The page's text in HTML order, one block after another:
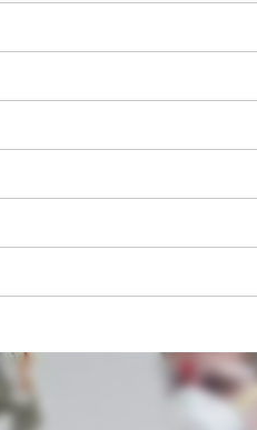
um
können!